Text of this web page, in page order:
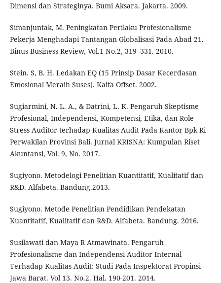
Dimensi dan Strateginya. Bumi Aksara. Jakarta. 2009.
Simanjuntak, M. Peningkatan Perilaku Profesionalisme
Pekerja Menghadapi Tantangan Globalisasi Pada Abad 21.
Binus Business Review, Vol.1 No.2, 319–331. 2010.
Stein. S, B. H. Ledakan EQ (15 Prinsip Dasar Kecerdasan
Emosional Meraih Suses). Kaifa Offset. 2002.
Sugiarmini, N. L. A., & Datrini, L. K. Pengaruh Skeptisme
Profesional, Independensi, Kompetensi, Etika, dan Role
Stress Auditor terhadap Kualitas Audit Pada Kantor Bpk Ri
Perwakilan Provinsi Bali. Jurnal KRISNA: Kumpulan Riset
Akuntansi, Vol. 9, No. 2017.
Sugiyono. Metodelogi Penelitian Kuantitatif, Kualitatif dan
R&D. Alfabeta. Bandung.2013.
Sugiyono. Metode Penelitian Pendidikan Pendekatan
Kuantitatif, Kualitatif dan R&D. Alfabeta. Bandung. 2016.
Susilawati dan Maya R Atmawinata. Pengaruh
Profesionalisme dan Independensi Auditor Internal
Terhadap Kualitas Audit: Studi Pada Inspektorat Propinsi
Jawa Barat. Vol 13. No.2. Hal. 190-201. 2014.